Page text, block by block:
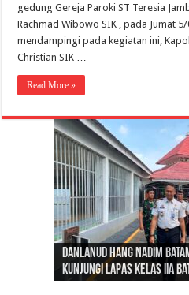
gedung Gereja Paroki ST Teresia
Rachmad Wibowo SIK , pada Jumat
mendampingi pada kegiatan ini,
Christian SIK …
Read More »
Danlanud Hang Nadim
Kunjungi Lapas Kelas IIA
Silaturahmi dan Reses
Jambi Bahas Sinergitas
Gubernur Al Haris: Lomba
Edukasi Pembentukan
Penerus
Gubernur Al Haris Dorong
Cepat Beroperasi Agar
Penuhi Kebutuhannya
Sosok Fenomenal yang
Nusantara: Ratu Wangsa,
dengan Pengaruh